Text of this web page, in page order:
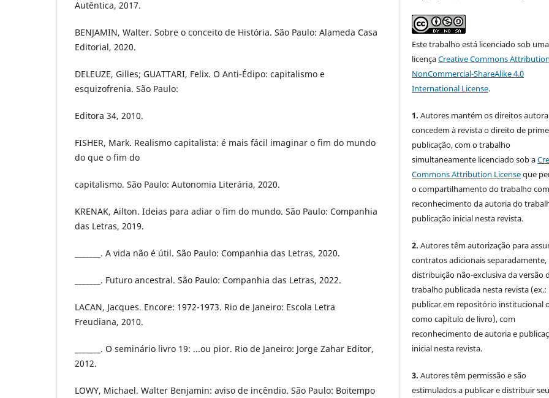
Autêntica, 2017.
BENJAMIN, Walter. Sobre o conceito de História. São Paulo: Alameda Casa
Editorial, 2020.
DELEUZE, Gilles; GUATTARI, Felix. O Anti-Édipo: capitalismo e
esquizofrenia. São Paulo:
Editora 34, 2010.
FISHER, Mark. Realismo capitalista: é mais fácil imaginar o fim do mundo
do que o fim do
capitalismo. São Paulo: Autonomia Literária, 2020.
KRENAK, Ailton. Ideias para adiar o fim do mundo. São Paulo: Companhia
das Letras, 2019.
_______. A vida não é útil. São Paulo: Companhia das Letras, 2020.
_______. Futuro ancestral. São Paulo: Companhia das Letras, 2022.
LACAN, Jacques. Encore: 1972-1973. Rio de Janeiro: Escola Letra
Freudiana, 2010.
_______. O seminário livro 19: ...ou pior. Rio de Janeiro: Jorge Zahar Editor,
2012.
LOWY, Michael. Walter Benjamin: aviso de incêndio. São Paulo: Boitempo
Este trabalho está licenciado sob uma
licençaCreative Commons
NonCommercial-ShareAlike 4.0
International License.
1. Autores mantém os direitos
concedem à revista o direito de
publicação, com o trabalho
simultaneamente licenciado sob a
Commons Attribution Licenseque
o compartilhamento do trabalho com
reconhecimento da autoria do
publicação inicial nesta revista.
2. Autores têm autorização para
contratos adicionais separadamente,
distribuição não-exclusiva da versão
trabalho publicada nesta revista (ex.:
publicar em repositório institucional
como capítulo de livro), com
reconhecimento de autoria e
inicial nesta revista.
3. Autores têm permissão e são
estimulados a publicar e distribuir seu